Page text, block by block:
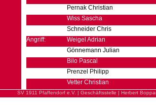
Pernak Christian
Wiss Sascha
Schneider Chris
Angriff:
Weigel Adrian
Gönnemann Julian
Bilo Pascal
Prenzel Philipp
Vetter Christian
SV 1911 Pfaffendorf e.V. | Geschäftsstelle | Herbert